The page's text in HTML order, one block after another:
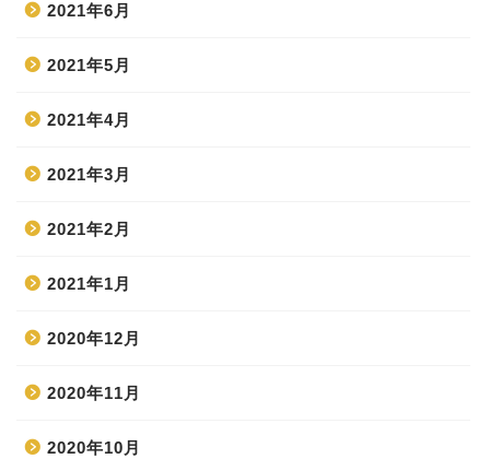
2021年6月
2021年5月
2021年4月
2021年3月
2021年2月
2021年1月
2020年12月
2020年11月
2020年10月